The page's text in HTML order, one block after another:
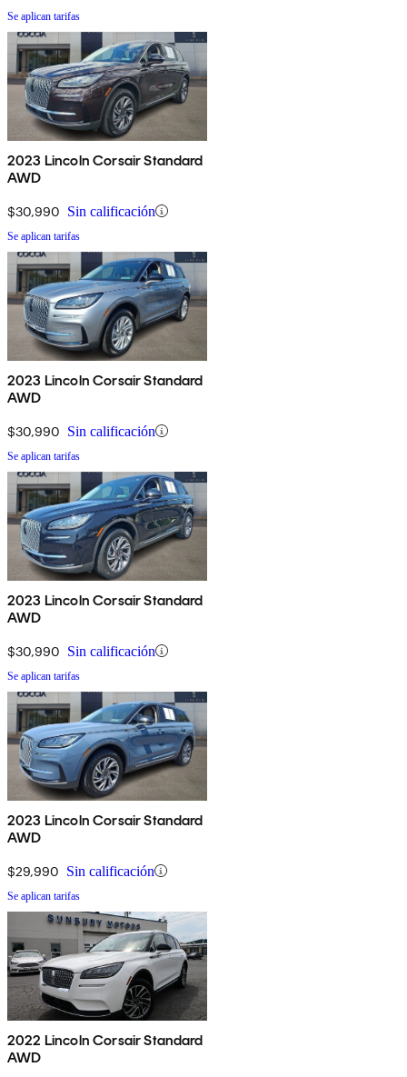
Se aplican tarifas
2023 Lincoln Corsair Standard
AWD
$30,990 Sin calificación
Se aplican tarifas
2023 Lincoln Corsair Standard
AWD
$30,990 Sin calificación
Se aplican tarifas
2023 Lincoln Corsair Standard
AWD
$30,990 Sin calificación
Se aplican tarifas
2023 Lincoln Corsair Standard
AWD
$29,990 Sin calificación
Se aplican tarifas
2022 Lincoln Corsair Standard
AWD